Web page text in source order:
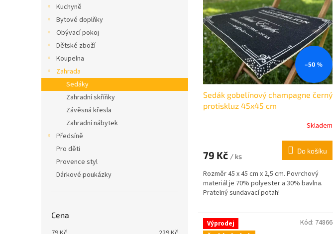
Kuchyně
Bytové doplňky
Obývací pokoj
Dětské zboží
Koupelna
Zahrada
Sedáky
Zahradní skříňky
Závěsná křesla
Zahradní nábytek
Předsíně
Pro děti
Provence styl
Dárkové poukázky
Cena
pp
p
–50 %
Sedák gobelínový champagne černý
protiskluz 45x45 cm
Skladem
79 Kč / ks
Do košíku
Rozměr 45 x 45 cm x 2,5 cm. Povrchový
materiál je 70% polyester a 30% bavlna.
Pratelný sundavací potah!
Výprodej
Kód: 74866